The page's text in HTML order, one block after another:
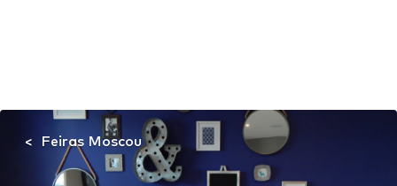
Feiras Moscou